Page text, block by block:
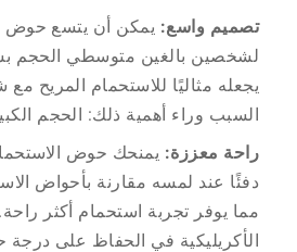
تصميم واسع: يمكن أن يتسع حوض
لشخصين بالغين متوسطي الحجم
يجعله مثاليًا للاستحمام المريح
السبب وراء أهمية ذلك: الحجم
راحة معززة: يمنحك حوض
دفئًا عند لمسه مقارنة بأحواض
مما يوفر تجربة استحمام أكثر
الأكريليكية في الحفاظ على درجة